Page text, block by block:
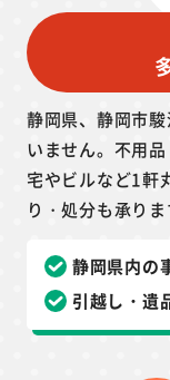
静岡県、静岡市
いません。不用
宅やビルなど1軒
り・処分も承りま
静岡県内の
引越し・遺